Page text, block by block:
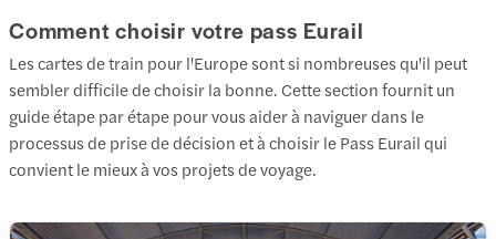
Comment choisir votre pass Eurail
Les cartes de train pour l'Europe sont si nombreuses qu'il peut
sembler difficile de choisir la bonne. Cette section fournit un
guide étape par étape pour vous aider à naviguer dans le
processus de prise de décision et à choisir le Pass Eurail qui
convient le mieux à vos projets de voyage.